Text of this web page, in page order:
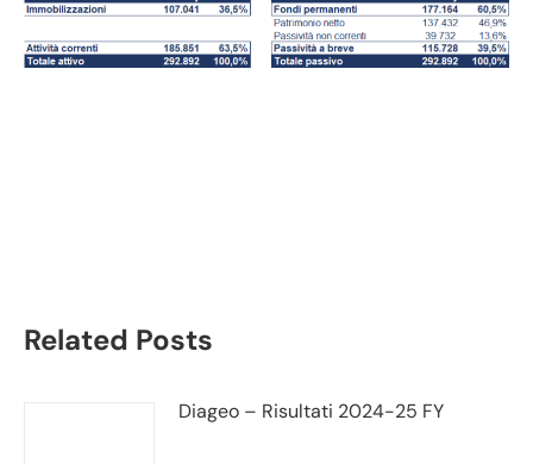
Related Posts
Diageo – Risultati 2024-25 FY